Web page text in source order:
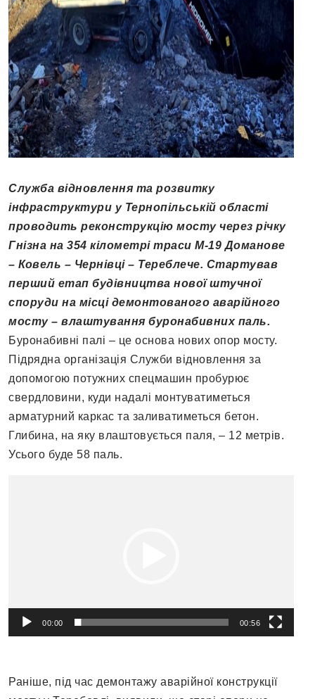
Служба відновлення та розвитку
інфраструктури у Тернопільській області
проводить реконструкцію мосту через річку
Гнізна на 354 кілометрі траси М-19 Доманове
– Ковель – Чернівці – Тереблече. Стартував
перший етап будівництва нової штучної
споруди на місці демонтованого аварійного
мосту – влаштування буронабивних паль.
Буронабивні палі – це основа нових опор мосту.
Підрядна організація Служби відновлення за
допомогою потужних спецмашин пробурює
свердловини, куди надалі монтуватиметься
арматурний каркас та заливатиметься бетон.
Глибина, на яку влаштовується паля, – 12 метрів.
Усього буде 58 паль.
00:00 00:56
Раніше, під час демонтажу аварійної конструкції